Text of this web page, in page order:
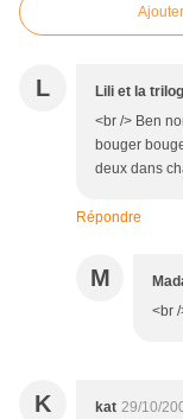
L Lili et la
<br /> Ben
bouger
deux dans
Répondre
M
<br
K kat 29/10/